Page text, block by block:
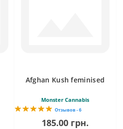
Afghan Kush feminised
Monster Cannabis
Отзывов - 6
185.00 грн.